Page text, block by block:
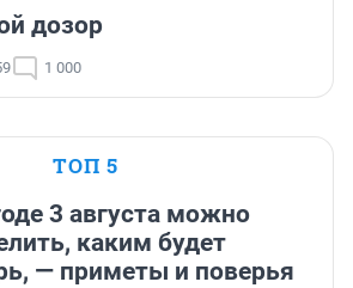
дозор
1 000
ТОП 5
3 августа можно
каким будет
— приметы и поверья